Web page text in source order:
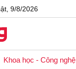
9/8/2026
Khoa học - Công nghệ